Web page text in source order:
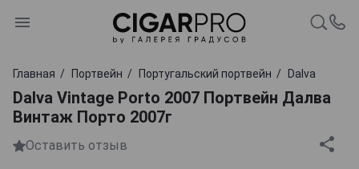
Главная Портвейн Португальский портвейн Dalva
Dalva Vintage Porto 2007 Портвейн Далва
Винтаж Порто 2007г
Оставить отзыв